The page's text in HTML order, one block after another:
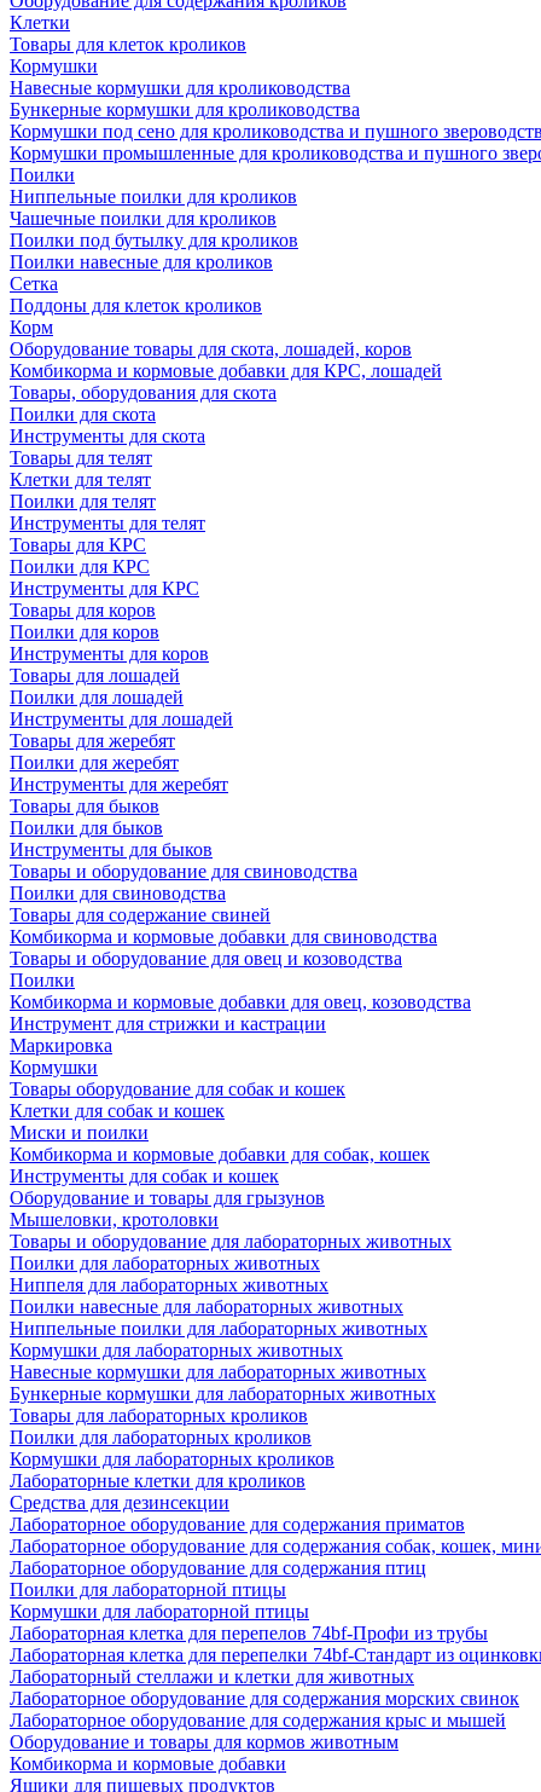
Клетки
Товары для клеток кроликов
Кормушки
Навесные кормушки для кролиководства
Бункерные кормушки для кролиководства
Кормушки под сено для кролиководства и пушного
Кормушки промышленные для кролиководства и пушного
Поилки
Ниппельные поилки для кроликов
Чашечные поилки для кроликов
Поилки под бутылку для кроликов
Поилки навесные для кроликов
Сетка
Поддоны для клеток кроликов
Корм
Оборудование товары для скота, лошадей, коров
Комбикорма и кормовые добавки для КРС, лошадей
Товары, оборудования для скота
Поилки для скота
Инструменты для скота
Товары для телят
Клетки для телят
Поилки для телят
Инструменты для телят
Товары для КРС
Поилки для КРС
Инструменты для КРС
Товары для коров
Поилки для коров
Инструменты для коров
Товары для лошадей
Поилки для лошадей
Инструменты для лошадей
Товары для жеребят
Поилки для жеребят
Инструменты для жеребят
Товары для быков
Поилки для быков
Инструменты для быков
Товары и оборудование для свиноводства
Поилки для свиноводства
Товары для содержание свиней
Комбикорма и кормовые добавки для свиноводства
Товары и оборудование для овец и козоводства
Поилки
Комбикорма и кормовые добавки для овец, козоводства
Инструмент для стрижки и кастрации
Маркировка
Кормушки
Товары оборудование для собак и кошек
Клетки для собак и кошек
Миски и поилки
Комбикорма и кормовые добавки для собак, кошек
Инструменты для собак и кошек
Оборудование и товары для грызунов
Мышеловки, кротоловки
Товары и оборудование для лабораторных животных
Поилки для лабораторных животных
Ниппеля для лабораторных животных
Поилки навесные для лабораторных животных
Ниппельные поилки для лабораторных животных
Кормушки для лабораторных животных
Навесные кормушки для лабораторных животных
Бункерные кормушки для лабораторных животных
Товары для лабораторных кроликов
Поилки для лабораторных кроликов
Кормушки для лабораторных кроликов
Лабораторные клетки для кроликов
Средства для дезинсекции
Лабораторное оборудование для содержания приматов
Лабораторное оборудование для содержания собак, кошек,
Лабораторное оборудование для содержания птиц
Поилки для лабораторной птицы
Кормушки для лабораторной птицы
Лабораторная клетка для перепелов 74bf-Профи из трубы
Лабораторная клетка для перепелки 74bf-Стандарт из
Лабораторный стеллажи и клетки для животных
Лабораторное оборудование для содержания морских свинок
Лабораторное оборудование для содержания крыс и мышей
Оборудование и товары для кормов животным
Комбикорма и кормовые добавки
Ящики для пищевых продуктов